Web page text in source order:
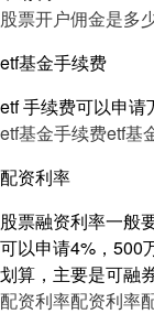
股票开户佣金是多
etf基金手续费
etf 手续费可以申
etf基金手续费etf基
配资利率
股票融资利率一般
可以申请4%，500
划算，主要是可融
配资利率配资利率